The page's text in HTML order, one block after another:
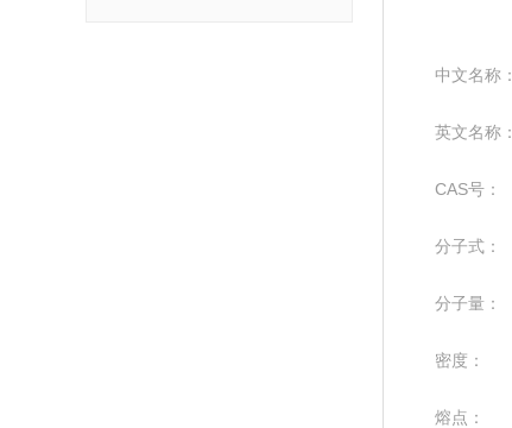
中文名称：
英文名称：
CAS号：
分子式：
分子量：
密度：
熔点：